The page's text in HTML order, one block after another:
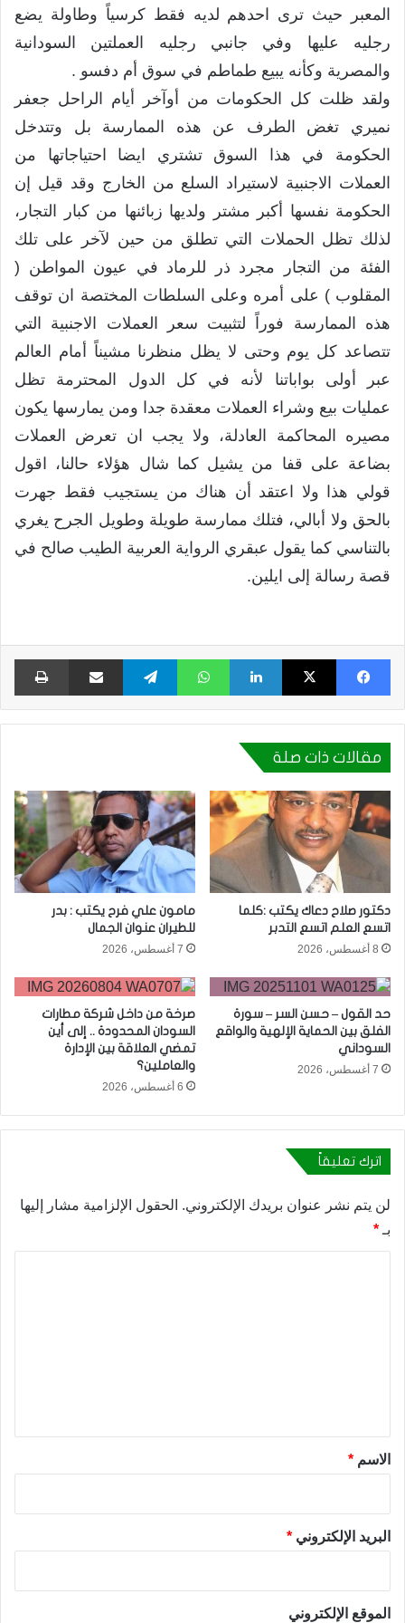
المعبر حيث ترى احدهم لديه فقط كرسياً وطاولة يضع
رجليه عليها وفي جانبي رجليه العملتين السودانية
والمصرية وكأنه يبيع طماطم في سوق أم دفسو .
ولقد ظلت كل الحكومات من أوآخر أيام الراحل جعفر
نميري تغض الطرف عن هذه الممارسة بل وتتدخل
الحكومة في هذا السوق تشتري ايضا احتياجاتها من
العملات الاجنبية لاستيراد السلع من الخارج وقد قيل إن
الحكومة نفسها أكبر مشتر ولديها زبائنها من كبار التجار،
لذلك تظل الحملات التي تطلق من حين لآخر على تلك
الفئة من التجار مجرد ذر للرماد في عيون المواطن (
المقلوب ) على أمره وعلى السلطات المختصة ان توقف
هذه الممارسة فوراً لتثبيت سعر العملات الاجنبية التي
تتصاعد كل يوم وحتى لا يظل منظرنا مشيناً أمام العالم
عبر أولى بواباتنا لأنه في كل الدول المحترمة تظل
عمليات بيع وشراء العملات معقدة جدا ومن يمارسها يكون
مصيره المحاكمة العادلة، ولا يجب ان تعرض العملات
بضاعة على قفا من يشيل كما شال هؤلاء حالنا، اقول
قولي هذا ولا اعتقد أن هناك من يستجيب فقط جهرت
بالحق ولا أبالي، فتلك ممارسة طويلة وطويل الجرح يغري
بالتناسي كما يقول عبقري الرواية العربية الطيب صالح في
قصة رسالة إلى ايلين.
فيسبوك X لينكدإن واتساب تيلقرام مشاركة عبر البريد
مقالات ذات صلة
دكتور صلاح دعاك يكتب :كلما
اتسع العلم اتسع التدبر
8 أغسطس، 2026
مامون علي فرح يكتب : بدر
للطيران عنوان الجمال
7 أغسطس، 2026
حد القول – حسن السر – سورة
الفلق بين الحماية الإلهية والواقع
السوداني
7 أغسطس، 2026
صرخة من داخل شركة مطارات
السودان المحدودة .. إلى أين
تمضي العلاقة بين الإدارة
والعاملين؟
6 أغسطس، 2026
اترك تعليقاً
لن يتم نشر عنوان بريدك الإلكتروني. الحقول الإلزامية مشار إليها
بـ *
*الاسم *
البريد الإلكتروني *
الموقع الإلكتروني